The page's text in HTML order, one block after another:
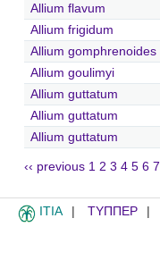
Allium flavum
Allium frigidum
Allium gomphrenoides
Allium goulimyi
Allium guttatum
Allium guttatum
Allium guttatum
‹‹ previous 1 2 3 4 5 6 7
ITIA ΤΥΠΠΕΡ